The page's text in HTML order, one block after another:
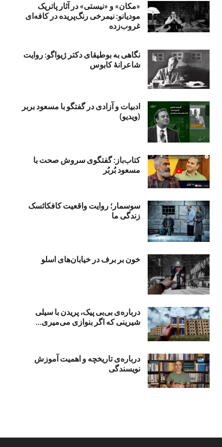
«مکان» و «نیستی» در آثار پاتریک
مودیانو: نیمرخی رنگ‌پریده در کافه‌ای
غروب‌زده
نگاهی به بوطیقای دکتر ژیواگو: روایت
شاعرانۀ کابوس
ادبیات و آزادی در گفتگو با مسعود بربر
(ویدیو)
کتاب‌باز: گفتگوی سروش صحت با
مسعود بُربُر
سوسمار؛ روایت واقعیت کافکائسک
زندگی ما
خون بر برف در خیابان‌های اسلو
درباره‌ی بی‌بی‌ پیک، پریدن با سیلی
شیرینی که اگر بنوازی می‌میری…
درباره‌ی تاریخچه و اهمیت آموزش
نویسندگی